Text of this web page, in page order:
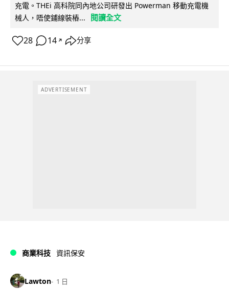
充電。THEi 高科院同內地公司研發出 Powerman 移動充電機
械人，唔使鋪線裝樁...
閱讀全文
28 14 ↗ 分享
ADVERTISEMENT
商業科技 資訊保安
Lawton 1 日